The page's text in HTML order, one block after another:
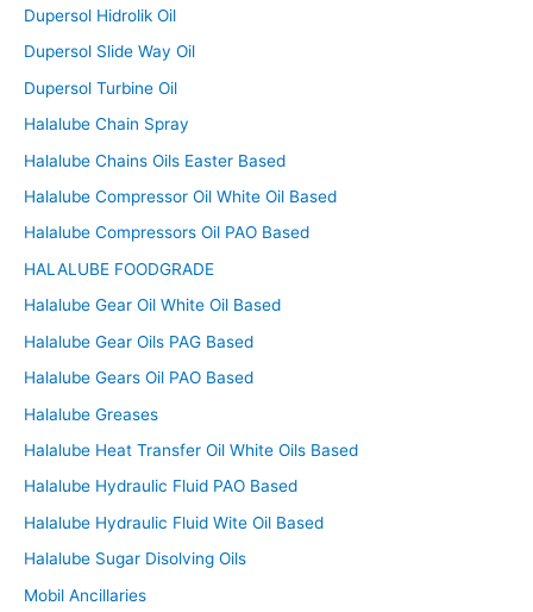
Dupersol Hidrolik Oil
Dupersol Slide Way Oil
Dupersol Turbine Oil
Halalube Chain Spray
Halalube Chains Oils Easter Based
Halalube Compressor Oil White Oil Based
Halalube Compressors Oil PAO Based
HALALUBE FOODGRADE
Halalube Gear Oil White Oil Based
Halalube Gear Oils PAG Based
Halalube Gears Oil PAO Based
Halalube Greases
Halalube Heat Transfer Oil White Oils Based
Halalube Hydraulic Fluid PAO Based
Halalube Hydraulic Fluid Wite Oil Based
Halalube Sugar Disolving Oils
Mobil Ancillaries